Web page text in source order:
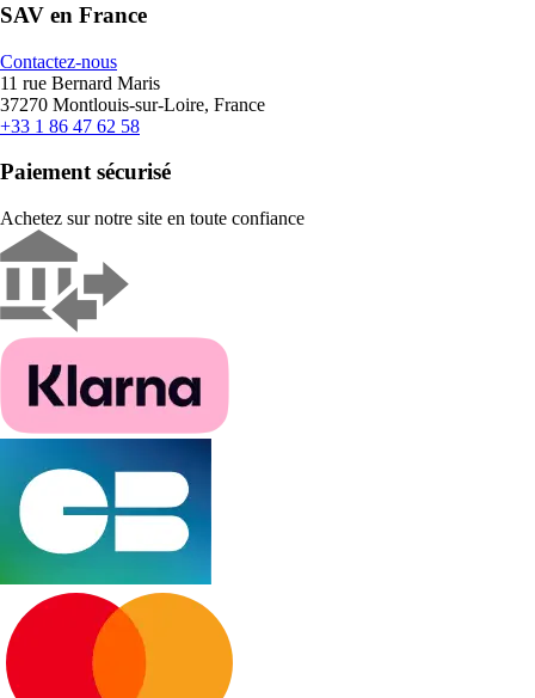
SAV en France
Contactez-nous
11 rue Bernard Maris
37270 Montlouis-sur-Loire, France
+33 1 86 47 62 58
Paiement sécurisé
Achetez sur notre site en toute confiance